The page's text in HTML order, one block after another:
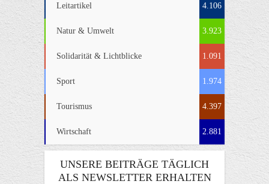
Leitartikel 4.106
Natur & Umwelt 3.923
Solidarität & Lichtblicke 1.091
Sport 1.974
Tourismus 4.397
Wirtschaft 2.881
UNSERE BEITRÄGE TÄGLICH
ALS NEWSLETTER ERHALTEN